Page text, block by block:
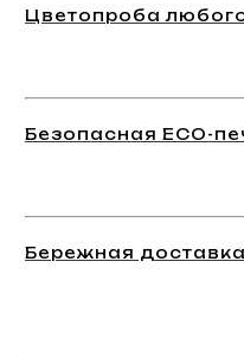
Цветопроба
Безопасная ECO-
Бережная